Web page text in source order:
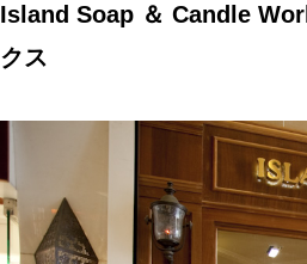
Island Soap ＆ Candle
クス